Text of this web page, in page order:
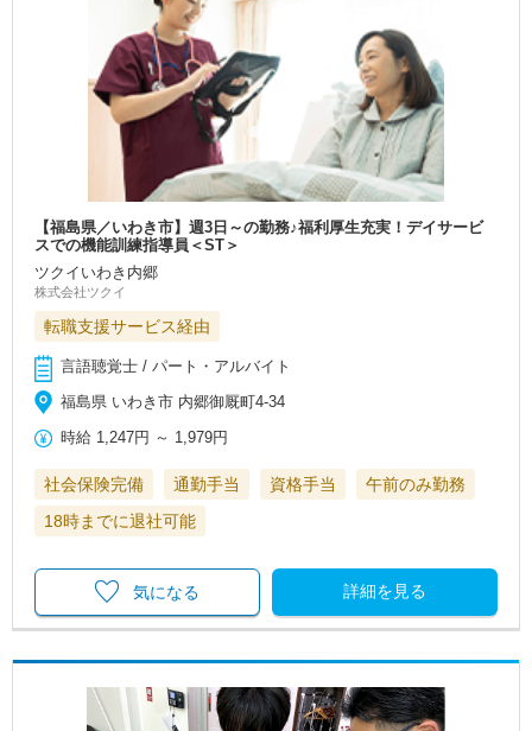
【福島県／いわき市】週3日～の勤務♪福利厚生充実！デイサービ
スでの機能訓練指導員＜ST＞
ツクイいわき内郷
株式会社ツクイ
転職支援サービス経由
言語聴覚士 / パート・アルバイト
福島県 いわき市 内郷御厩町4-34
時給 1,247円 ～ 1,979円
社会保険完備 通勤手当 資格手当
午前のみ勤務
18時までに退社可能
詳細を見る
気になる